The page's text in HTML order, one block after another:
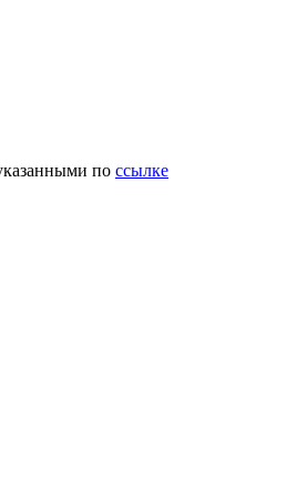
по ссылке